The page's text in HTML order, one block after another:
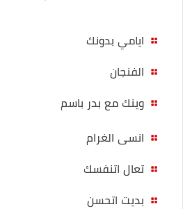
ايامي بدونك
الفنجان
وينك مع بدر باسم
انسى الغرام
تعال اتنفسك
بديت اتحسن